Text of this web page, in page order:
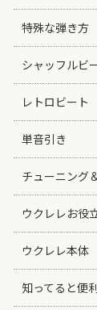
特殊な弾き方
シャッフルビ
レトロビート
単音引き
チューニング
ウクレレお役
ウクレレ本体
知ってると便